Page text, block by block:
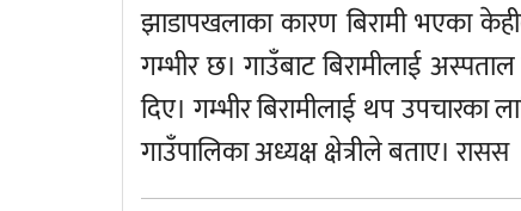
झाडापखलाका कारण बिरामी भएका
गम्भीर छ। गाउँबाट बिरामीलाई
दिए। गम्भीर बिरामीलाई थप
गाउँपालिका अध्यक्ष क्षेत्रीले बताए। रासस